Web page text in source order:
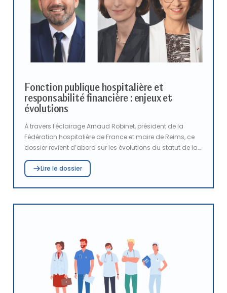
Fonction publique hospitalière et
responsabilité financière : enjeux et
évolutions
À travers l'éclairage Arnaud Robinet, président de la
Fédération hospitalière de France et maire de Reims, ce
dossier revient d’abord sur les évolutions du statut de la
fonction publique hospitalière. Quarante ans après sa
création, ce cadre structurant demeure un pilier du
service public de santé, tout en étant aujourd’hui
confronté à des défis qui appellent à des évolutions
profondes. Dans un second temps, les regards croisés de
la responsabilité financière entrée en vigueur en 2023.
Cette évolution transforme le cadre de la responsabilité
des gestionnaires publics et soulève des enjeux majeurs
en matière de lisibilité, de proportionnalité, et de sécurité
juridique.
Lire le dossier